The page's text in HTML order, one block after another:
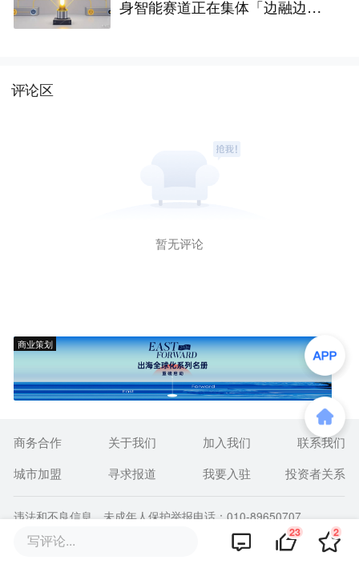
身智能赛道正在集体「边融边
评论区
暂无评论
商业策划
写评论... 23 2
商务合作 关于我们 加入我们
联系我们
城市加盟
寻求报道 我要入驻 投资者关系
违法和不良信息、未成年人保护举报电话：010-89650707
举报邮箱：jubao@36kr.com 网上有害信息举报
© 2011~2026
京ICP备12031756号-6